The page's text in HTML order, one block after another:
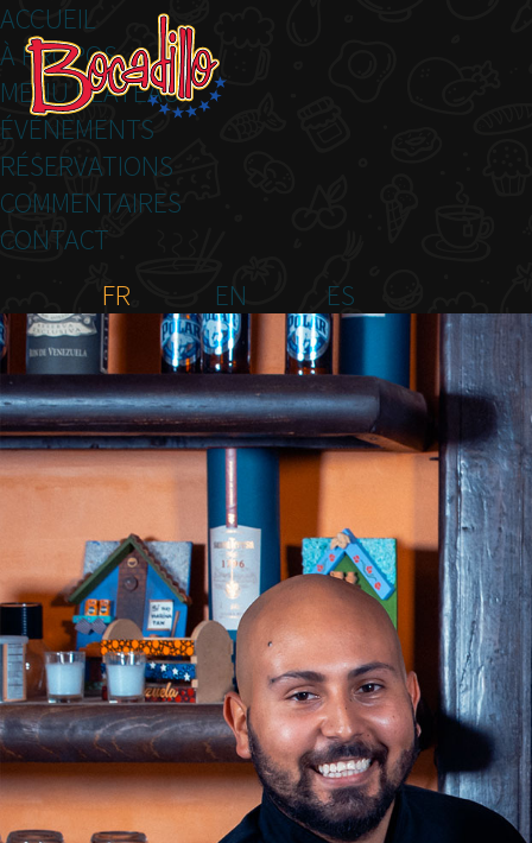
ACCUEIL
À PROPOS
MENU PLATEAU
ÉVÉNEMENTS
RÉSERVATIONS
COMMENTAIRES
CONTACT
FR
EN ES